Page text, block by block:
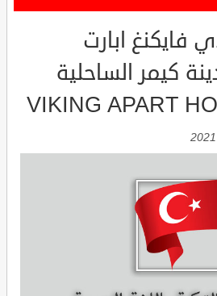
فايكنغ ابارت
كيمر الساحلية
VIKING APART